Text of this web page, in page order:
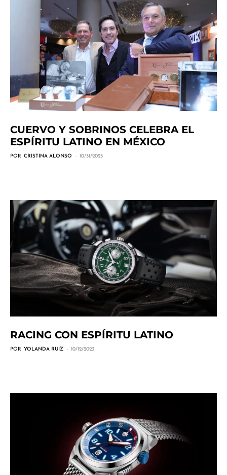
CUERVO Y SOBRINOS CELEBRA EL
ESPÍRITU LATINO EN MÉXICO
POR CRISTINA ALONSO 10/31/2023
RACING CON ESPÍRITU LATINO
POR YOLANDA RUIZ 10/12/2023